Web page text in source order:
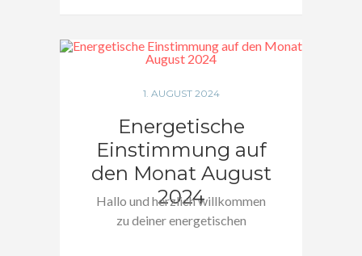
1. AUGUST 2024
Energetische
Einstimmung auf
den Monat August
2024
Hallo und herzlich willkommen
zu deiner energetischen